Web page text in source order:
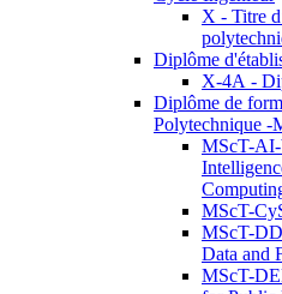
X - Titre
Diplôme
X-4A -
Diplôme de
Polytechnique -
MScT-
MScT-
MScT-
Data and
MScT-